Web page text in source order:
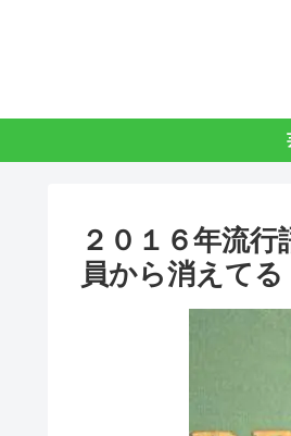
２０１６年流
員から消えて